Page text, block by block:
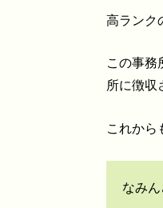
高ランク
この事務
所に徴収
これから
なみ